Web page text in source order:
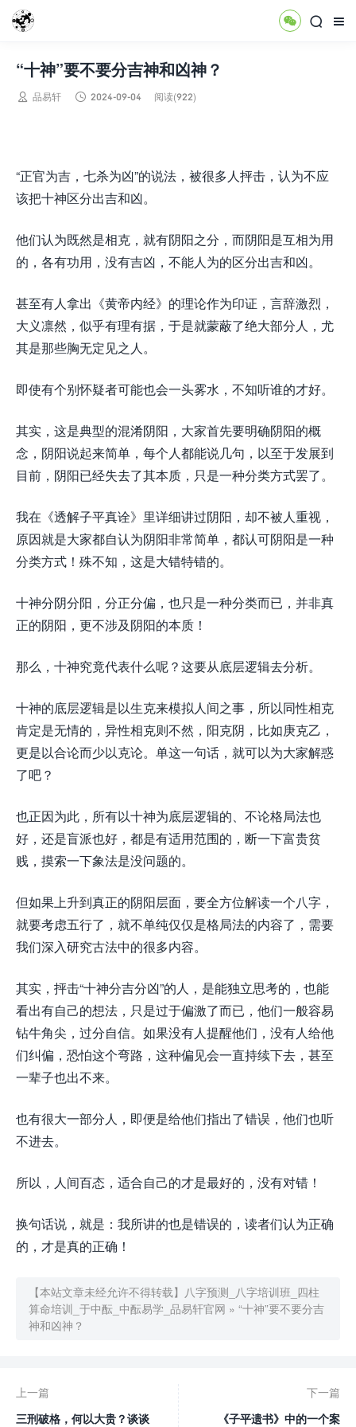



“十神”要不要分吉神和凶神？
 品易轩  2024-09-04 阅读(922)
​“正官为吉，七杀为凶”的说法，被很多人抨击，认为不应
该把十神区分出吉和凶。
他们认为既然是相克，就有阴阳之分，而阴阳是互相为用
的，各有功用，没有吉凶，不能人为的区分出吉和凶。
甚至有人拿出《黄帝内经》的理论作为印证，言辞激烈，
大义凛然，似乎有理有据，于是就蒙蔽了绝大部分人，尤
其是那些胸无定见之人。
即使有个别怀疑者可能也会一头雾水，不知听谁的才好。
其实，这是典型的混淆阴阳，大家首先要明确阴阳的概
念，阴阳说起来简单，每个人都能说几句，以至于发展到
目前，阴阳已经失去了其本质，只是一种分类方式罢了。
我在《透解子平真诠》里详细讲过阴阳，却不被人重视，
原因就是大家都自认为阴阳非常简单，都认可阴阳是一种
分类方式！殊不知，这是大错特错的。
十神分阴分阳，分正分偏，也只是一种分类而已，并非真
正的阴阳，更不涉及阴阳的本质！
那么，十神究竟代表什么呢？这要从底层逻辑去分析。
十神的底层逻辑是以生克来模拟人间之事，所以同性相克
肯定是无情的，异性相克则不然，阳克阴，比如庚克乙，
更是以合论而少以克论。单这一句话，就可以为大家解惑
了吧？
也正因为此，所有以十神为底层逻辑的、不论格局法也
好，还是盲派也好，都是有适用范围的，断一下富贵贫
贱，摸索一下象法是没问题的。
但如果上升到真正的阴阳层面，要全方位解读一个八字，
就要考虑五行了，就不单纯仅仅是格局法的内容了，需要
我们深入研究古法中的很多内容。
其实，抨击“十神分吉分凶”的人，是能独立思考的，也能
看出有自己的想法，只是过于偏激了而已，他们一般容易
钻牛角尖，过分自信。如果没有人提醒他们，没有人给他
们纠偏，恐怕这个弯路，这种偏见会一直持续下去，甚至
一辈子也出不来。
也有很大一部分人，即便是给他们指出了错误，他们也听
不进去。
所以，人间百态，适合自己的才是最好的，没有对错！
换句话说，就是：我所讲的也是错误的，读者们认为正确
的，才是真的正确！
【本站文章未经允许不得转载】
八字预测_八字培训班_四柱
算命培训_于中酝_中酝易学_品易轩官网 » “十神”要不要分吉
神和凶神？
上一篇
三刑破格，何以大贵？谈谈
下一篇
《子平遗书》中的一个案